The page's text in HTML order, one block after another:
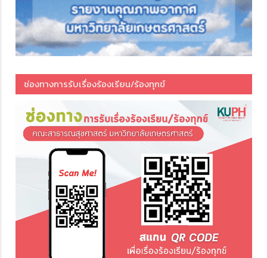
ช่องทางการรับเรื่องร้องเรียน/ร้องทุกข์